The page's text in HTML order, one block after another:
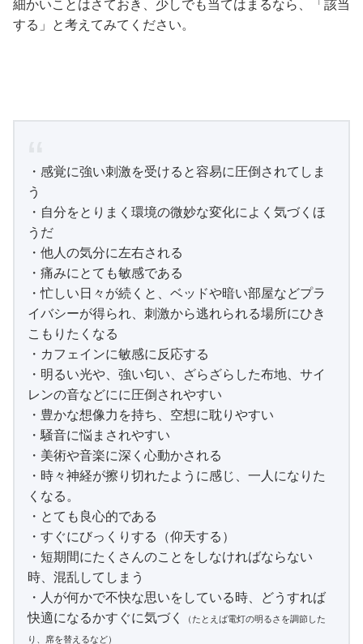
細かいことはさておき、少しでも当てはまるなら、「該当
する」と考えてみてください。
・感覚に強い刺激を受けると容易に圧倒されてしま
う
・自分をとりまく環境の微妙な変化によく気づくほ
うだ
・他人の気分に左右される
・痛みにとても敏感である
・忙しい日々が続くと、ベッドや暗い部屋などプラ
イバシーが得られ、刺激から逃れられる場所にひき
こもりたくなる
・カフェインに敏感に反応する
・明るい光や、強い匂い、ざらざらした布地、サイ
レンの音などにに圧倒されやすい
・豊かな想像力を持ち、空想に耽りやすい
・騒音に悩まされやすい
・美術や音楽に深く心動かされる
・時々神経が擦り切れたように感じ、一人になりた
くなる。
・とても良心的である
・すぐにびっくりする（仰天する）
・短期間にたくさんのことをしなければならない
時、混乱してしまう
・人が何かで不快な思いをしている時、どうすれば
快適になるかすぐに気づく
（たとえば電灯の明るさを調節した
り、席を替えるなど）